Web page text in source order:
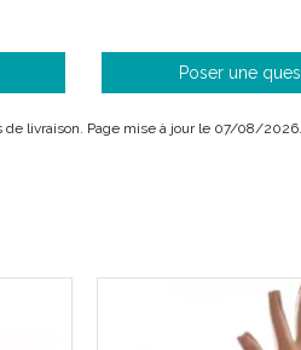
cicatrices d' origine traumatique et
Poser une
de livraison. Page mise à jour le 07/08/2026.